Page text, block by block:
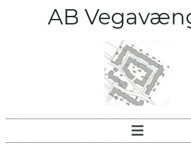
AB